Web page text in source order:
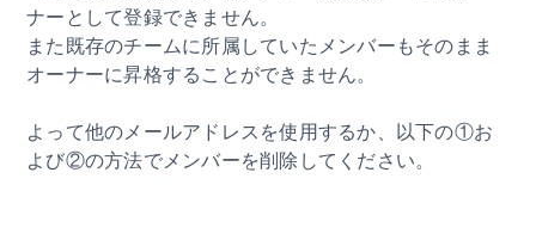
ナーとして登録できません。
また既存のチームに所属していたメンバーもそのまま
オーナーに昇格することができません。
よって他のメールアドレスを使用するか、以下の①お
よび②の方法でメンバーを削除してください。